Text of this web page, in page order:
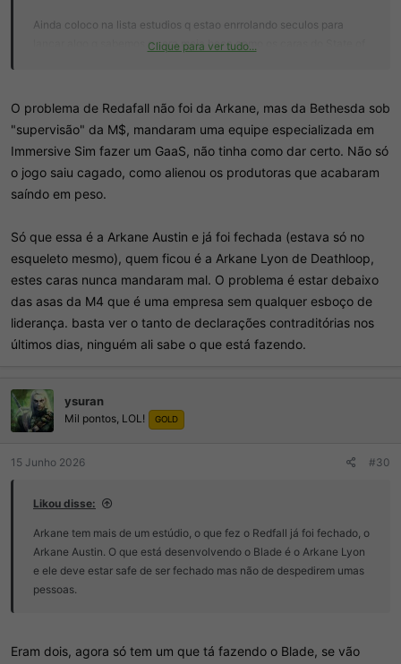
Ainda coloco na lista estudios q estao enrrolando seculos para
lancar algo q sabemos q sera meia boca como os caras do State of
Se n produz nada ou so produz bomba tem q rodar mesmo , vale pra
Clique para ver tudo...
O problema de Redafall não foi da Arkane, mas da Bethesda sob
"supervisão" da M$, mandaram uma equipe especializada em
Immersive Sim fazer um GaaS, não tinha como dar certo. Não só
o jogo saiu cagado, como alienou os produtoras que acabaram
saíndo em peso.
Só que essa é a Arkane Austin e já foi fechada (estava só no
esqueleto mesmo), quem ficou é a Arkane Lyon de Deathloop,
estes caras nunca mandaram mal. O problema é estar debaixo
das asas da M4 que é uma empresa sem qualquer esboço de
liderança. basta ver o tanto de declarações contraditórias nos
últimos dias, ninguém ali sabe o que está fazendo.
ysuran
Mil pontos, LOL! GOLD
15 Junho 2026 #30
Likou disse:
Arkane tem mais de um estúdio, o que fez o Redfall já foi fechado, o
Arkane Austin. O que está desenvolvendo o Blade é o Arkane Lyon
e ele deve estar safe de ser fechado mas não de despedirem umas
pessoas.
Eram dois, agora só tem um que tá fazendo o Blade, se vão